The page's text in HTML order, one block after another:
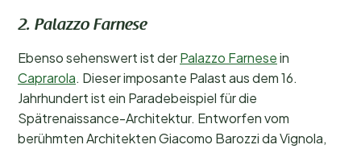
2. Palazzo Farnese
Ebenso sehenswert ist derPalazzo Farnesein
Caprarola. Dieser imposante Palast aus dem 16.
Jahrhundert ist ein Paradebeispiel für die
Spätrenaissance-Architektur. Entworfen vom
berühmten Architekten Giacomo Barozzi da Vignola,